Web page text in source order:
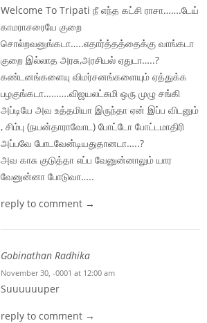
Welcome To Tripati நீ எந்த கட்சி ராசா…….டேய்
காமராசரையே குறை
சொல்றவனுங்கடா…..எதார்த்தத்தைக்கு வாங்கடா
குறை இல்லாத அரசு,அரசியல் ஏதுடா…..?
கண்டனங்களையு விமர்சனங்களையும் ஏத்துக்க
பழகுங்கடா……….விஜயலட்சுமி ஒரு முழு சங்கி
அப்டியே அவ உத்தமியா இருந்தா ஏன் இப்ப விடனும்
, சிம்பு (நயன்தாராவோட) போட்டோ போட்டமாதிரி
அப்பவே போடவேன்டியதுதானடா…..?
அவ காசு குடுத்தா எப்ப வேனுன்னாலும் யார
வேனுன்னா போடுவா…..
reply to comment →
Gobinathan Radhika
November 30, -0001 at 12:00 am
Suuuuuuper
reply to comment →